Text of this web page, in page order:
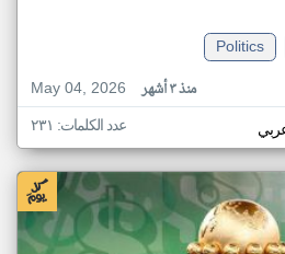
Politics
May 04, 2026
منذ ٣ أشهر
عدد الكلمات: ٢٣١